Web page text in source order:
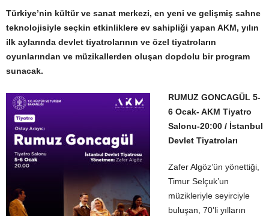
Türkiye’nin kültür ve sanat merkezi, en yeni ve gelişmiş sahne
teknolojisiyle seçkin etkinliklere ev sahipliği yapan AKM, yılın
ilk aylarında devlet tiyatrolarının ve özel tiyatroların
oyunlarından ve müzikallerden oluşan dopdolu bir program
sunacak.
RUMUZ GONCAGÜL 5-
6 Ocak- AKM Tiyatro
Salonu-20:00 / İstanbul
Devlet Tiyatroları
Zafer Algöz’ün yönettiği,
Timur Selçuk’un
müzikleriyle seyirciyle
buluşan, 70’li yılların